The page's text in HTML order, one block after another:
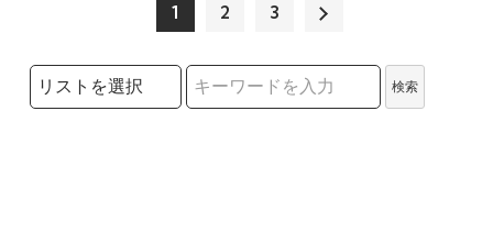
1 2 3
検索リストの選択
検索